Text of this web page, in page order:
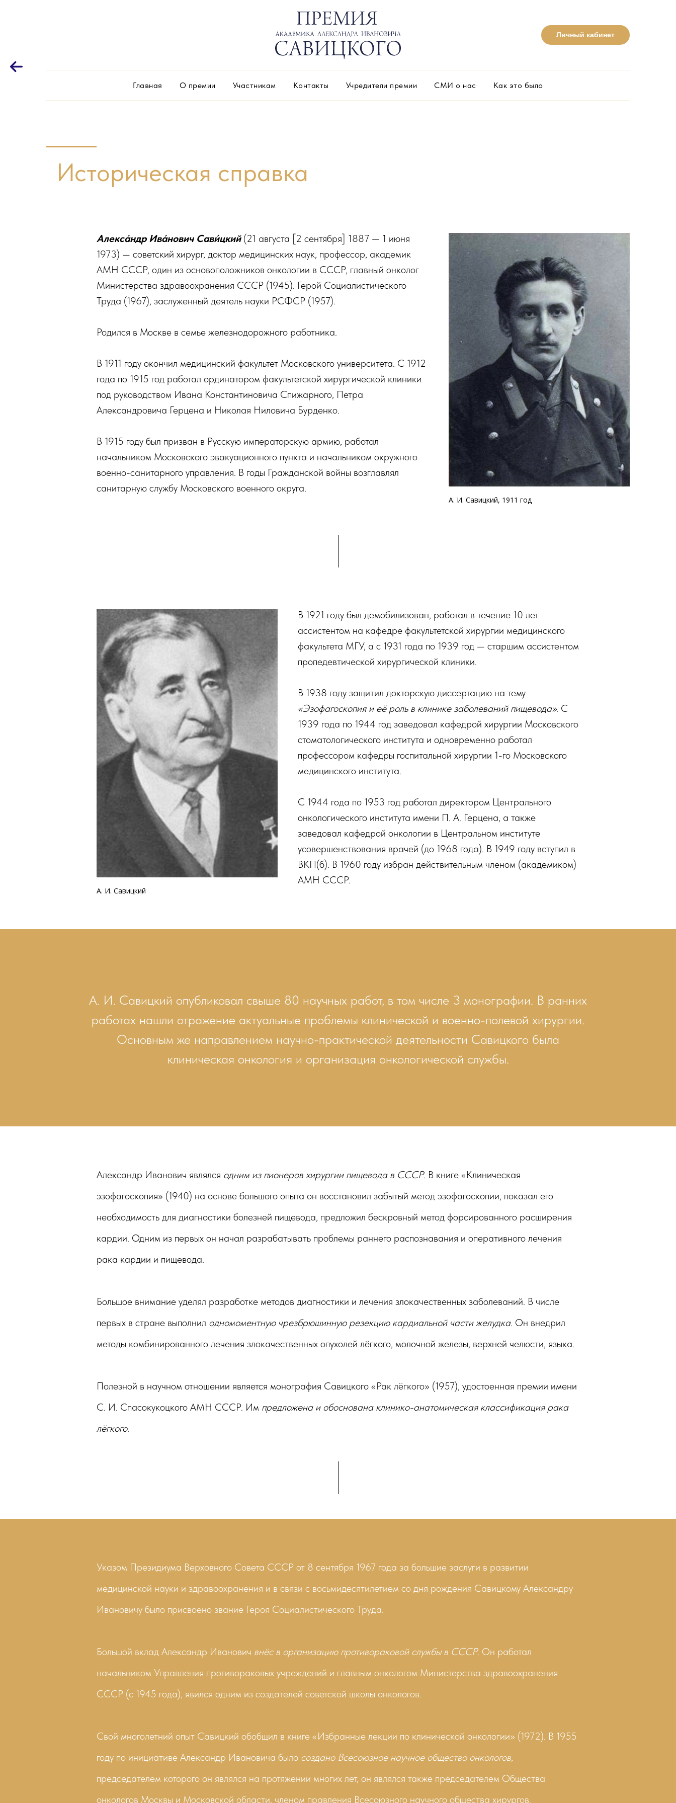
Личный кабинет
Главная О премии Участникам Контакты Учредители премии СМИ о нас Как это было
Историческая справка
Алекса́ндр Ива́нович Сави́цкий (21 августа [2 сентября] 1887 — 1 июня
1973) — советский хирург, доктор медицинских наук, профессор, академик
АМН СССР, один из основоположников онкологии в СССР, главный онколог
Министерства здравоохранения СССР (1945). Герой Социалистического
Труда (1967), заслуженный деятель науки РСФСР (1957).
Родился в Москве в семье железнодорожного работника.
В 1911 году окончил медицинский факультет Московского университета. С 1912
года по 1915 год работал ординатором факультетской хирургической клиники
под руководством Ивана Константиновича Спижарного, Петра
Александровича Герцена и Николая Ниловича Бурденко.
В 1915 году был призван в Русскую императорскую армию, работал
начальником Московского эвакуационного пункта и начальником окружного
военно-санитарного управления. В годы Гражданской войны возглавлял
санитарную службу Московского военного округа.
А. И. Савицкий, 1911 год
А. И. Савицкий
В 1921 году был демобилизован, работал в течение 10 лет
ассистентом на кафедре факультетской хирургии медицинского
факультета МГУ, а с 1931 года по 1939 год — старшим ассистентом
пропедевтической хирургической клиники.
В 1938 году защитил докторскую диссертацию на тему
«Эзофагоскопия и её роль в клинике заболеваний пищевода». С
1939 года по 1944 год заведовал кафедрой хирургии Московского
стоматологического института и одновременно работал
профессором кафедры госпитальной хирургии 1-го Московского
медицинского института.
С 1944 года по 1953 год работал директором Центрального
онкологического института имени П. А. Герцена, а также
заведовал кафедрой онкологии в Центральном институте
усовершенствования врачей (до 1968 года). В 1949 году вступил в
ВКП(б). В 1960 году избран действительным членом (академиком)
АМН СССР.
А. И. Савицкий опубликовал свыше 80 научных работ, в том числе 3 монографии. В ранних
работах нашли отражение актуальные проблемы клинической и военно-полевой хирургии.
Основным же направлением научно-практической деятельности Савицкого была
клиническая онкология и организация онкологической службы.
Александр Иванович являлся одним из пионеров хирургии пищевода в СССР. В книге «Клиническая
эзофагоскопия» (1940) на основе большого опыта он восстановил забытый метод эзофагоскопии, показал его
необходимость для диагностики болезней пищевода, предложил бескровный метод форсированного расширения
кардии. Одним из первых он начал разрабатывать проблемы раннего распознавания и оперативного лечения
рака кардии и пищевода.
Большое внимание уделял разработке методов диагностики и лечения злокачественных заболеваний. В числе
первых в стране выполнил одномоментную чрезбрюшинную резекцию кардиальной части желудка. Он внедрил
методы комбинированного лечения злокачественных опухолей лёгкого, молочной железы, верхней челюсти, языка.
Полезной в научном отношении является монография Савицкого «Рак лёгкого» (1957), удостоенная премии имени
С. И. Спасокукоцкого АМН СССР. Им предложена и обоснована клинико-анатомическая классификация рака
лёгкого.
Указом Президиума Верховного Совета СССР от 8 сентября 1967 года за большие заслуги в развитии
медицинской науки и здравоохранения и в связи с восьмидесятилетием со дня рождения Савицкому Александру
Ивановичу было присвоено звание Героя Социалистического Труда.
Большой вклад Александр Иванович внёс в организацию противораковой службы в СССР. Он работал
начальником Управления противораковых учреждений и главным онкологом Министерства здравоохранения
СССР (с 1945 года), явился одним из создателей советской школы онкологов.
Свой многолетний опыт Савицкий обобщил в книге «Избранные лекции по клинической онкологии» (1972). В 1955
году по инициативе Александр Ивановича было создано Всесоюзное научное общество онкологов,
председателем которого он являлся на протяжении многих лет, он являлся также председателем Общества
онкологов Москвы и Московской области, членом правления Всесоюзного научного общества хирургов.